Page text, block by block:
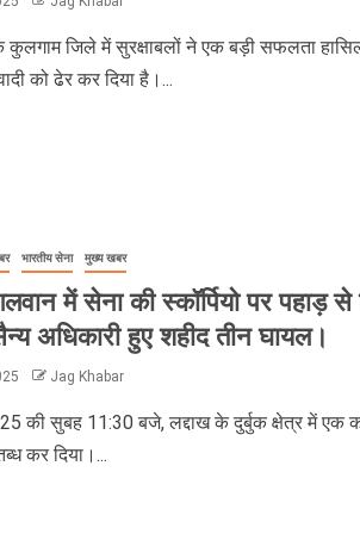
कुलगाम जिले में सुरक्षाबलों ने एक बड़ी सफलता
को ढेर कर दिया है।...
भारतीय सेना मुख्य खबर
में सेना की स्कॉर्पियो पर पहाड़ से
अधिकारी हुए शहीद तीन घायल।
Jag Khabar
की सुबह 11:30 बजे, लद्दाख के दुर्बुक क्षेत्र में एक
कर दिया।...